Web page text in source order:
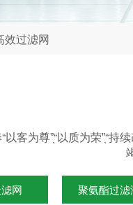
效过滤网
以客为尊”̖“以质为荣”̖“
网 聚氨酯过滤